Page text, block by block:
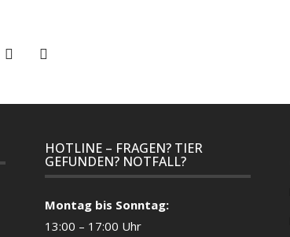
HOTLINE – FRAGEN? TIER
GEFUNDEN? NOTFALL?
Montag bis Sonntag:
13:00 – 17:00 Uhr